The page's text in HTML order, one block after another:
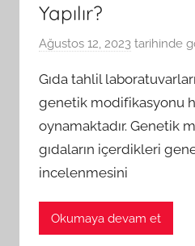
Yapılır?
Ağustos 12, 2023 tarihinde
Gıda tahlil
genetik modifikasyonu
oynamaktadır. Genetik
gıdaların içerdikleri
incelenmesini
Okumaya devam et